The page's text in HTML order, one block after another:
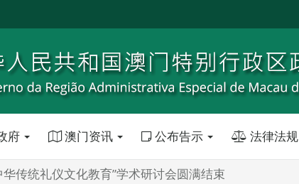
府 澳门资讯 公布告示 法律法规
华传统礼仪文化教育”学术研讨会圆满结束